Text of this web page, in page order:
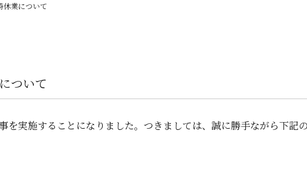
休業について
ついて
を実施することになりました。つきましては、誠に勝手ながら下記